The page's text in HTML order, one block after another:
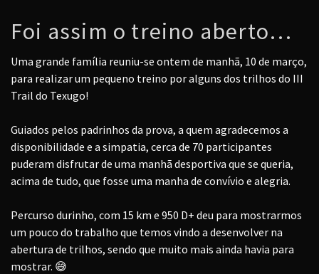
Foi assim o treino aberto…
Uma grande família reuniu-se ontem de manhã, 10 de março,
para realizar um pequeno treino por alguns dos trilhos do III
Trail do Texugo!
Guiados pelos padrinhos da prova, a quem agradecemos a
disponibilidade e a simpatia, cerca de 70 participantes
puderam disfrutar de uma manhã desportiva que se queria,
acima de tudo, que fosse uma manha de convívio e alegria.
Percurso durinho, com 15 km e 950 D+ deu para mostrarmos
um pouco do trabalho que temos vindo a desenvolver na
abertura de trilhos, sendo que muito mais ainda havia para
mostrar. 😅